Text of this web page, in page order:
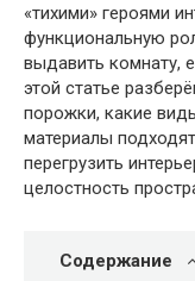
«тихими» героями
функциональную
выдавить комнату,
этой статье
порожки, какие
материалы
перегрузить
целостность
Содержание